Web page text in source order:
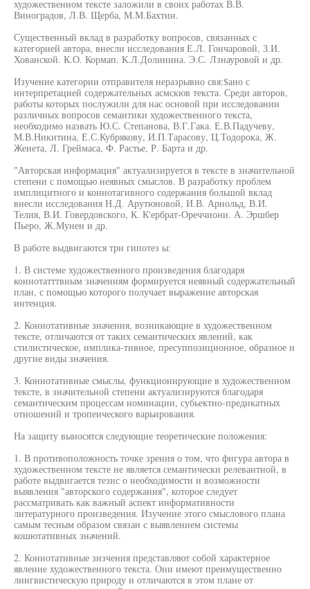
художественном тексте заложили в своих работах В.В.
Виноградов, Л.В. Щерба, М.М.Бахтин.
Существенный вклад в разработку вопросов, связанных с
категорией автора, внесли исследования Е.Л. Гончаровой, З.И.
Хованской. К.О. Кормап. К.Л.Долинина. Э.С. Лзнауровой и др.
Изучение категории отправителя неразрывно свя:$ано с
интерпретацией содержательных асмскюв текста. Среди авторов,
работы которых послужили для нас основой при исследовании
различных вопросов семантики художественного текста,
необходимо назвать Ю.С. Степанова, В.Г.Гака. Е.В.Падучеву,
М.В.Никитина, Е.С.Кубрякову, И.П.Тарасову, Ц.Тодорока, Ж.
Женета, Л. Греймаса, Ф. Растье, Р. Барта и др.
"Авторская информация" актуализируется в тексте в значительной
степени с помощью неявных смыслов. В разработку проблем
имплицитного и коннотагивного содержания большой вклад
внесли исследования Н.Д. Арутюновой, И.В. Арнольд, В.И.
Телия, В.И. Говердовского, К. К'ербрат-Ореччиони. А. Эршбер
Пьеро, Ж.Мунен и др.
В работе выдвигаются три гипотез ы:
1. В системе художественного произведения благодаря
коннотатттвным значениям формируется неявный содержательный
план, с помощью которого получает выражение авторская
интенция.
2. Коннотативные значения, возникающие в художественном
тексте, отличаются от таких семантических явлений, как
стилистическое, имплика-тивное, пресуппозиционное, образное и
другие виды значения.
3. Коннотативные смыслы, функционирующие в художественном
тексте, в значительной степени актуализируются благодаря
семантическим процессам номинации, субьектно-предикатных
отношений и тропеического варьирования.
На защиту выносятся следующие теоретические положения:
1. В противоположность точке зрения о том, что фигура автора в
художественном тексте не является семантически релевантной, в
работе выдвигается тезис о необходимости и возможности
выявления "авторского содержания", которое следует
рассматривать как важный аспект информативности
литературного произведения. Изучение этого смыслового плана
самым тесным образом связан с выявлением системы
кошютативных значений.
2. Коннотативные знзчения представляют собой характерное
явление художественного текста. Они имеют преимущественно
лингвистическую природу и отличаются в этом плане от